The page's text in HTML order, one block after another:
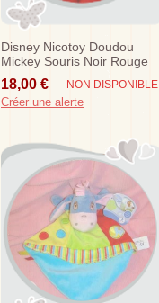
Disney Nicotoy Doudou
Mickey Souris Noir Rouge
Mouchoir Sos
18,00 € NON DISPONIBLE
Créer une alerte